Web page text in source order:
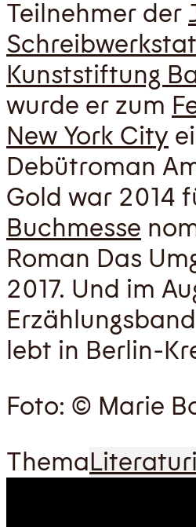
Teilnehmer der
Kunststiftung
wurde er zum
New York City
Debütroman
Gold war 2014
Buchmesse
Roman Das
2017. Und im
lebt in Berlin-
Foto: © Marie
Thema